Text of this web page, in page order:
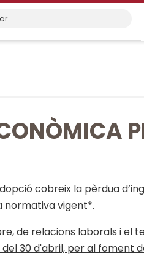
cobreix la pèrdua
normativa vigent*.
de relacions laborals i
del 30 d'abril, per al